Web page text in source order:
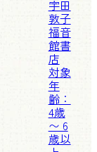
宇田
敦子
福音
館書
店
対象
年
齢：
4歳
〜 6
歳以